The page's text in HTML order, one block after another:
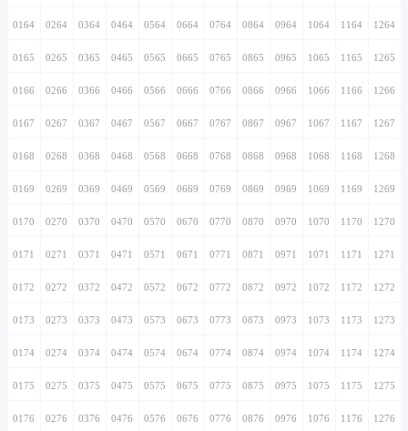
0164 0264 0364 0464 0564 0664 0764 0864 0964 1064 1164 1264
0165 0265 0365 0465 0565 0665 0765 0865 0965 1065 1165 1265
0166 0266 0366 0466 0566 0666 0766 0866 0966 1066 1166 1266
0167 0267 0367 0467 0567 0667 0767 0867 0967 1067 1167 1267
0168 0268 0368 0468 0568 0668 0768 0868 0968 1068 1168 1268
0169 0269 0369 0469 0569 0669 0769 0869 0969 1069 1169 1269
0170 0270 0370 0470 0570 0670 0770 0870 0970 1070 1170 1270
0171 0271 0371 0471 0571 0671 0771 0871 0971 1071 1171 1271
0172 0272 0372 0472 0572 0672 0772 0872 0972 1072 1172 1272
0173 0273 0373 0473 0573 0673 0773 0873 0973 1073 1173 1273
0174 0274 0374 0474 0574 0674 0774 0874 0974 1074 1174 1274
0175 0275 0375 0475 0575 0675 0775 0875 0975 1075 1175 1275
0176 0276 0376 0476 0576 0676 0776 0876 0976 1076 1176 1276